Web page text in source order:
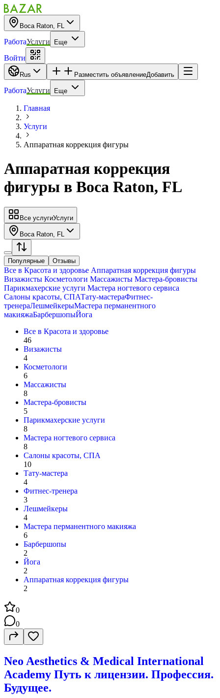
Boca Raton, FL
РаботаУслуги Еще
Войти
Rus Разместить объявлениеДобавить
РаботаУслуги Еще
Главная
Услуги
Аппаратная коррекция фигуры
Аппаратная коррекция
фигуры в Boca Raton, FL
Все услугиУслуги
Boca Raton, FL
Популярные Отзывы
Все в Красота и здоровье Аппаратная коррекция фигуры
Визажисты Косметологи Массажисты Мастера-бровисты
Парикмахерские услуги Мастера ногтевого сервиса
Салоны красоты, СПАТату-мастераФитнес-
тренераЛешмейкерыМастера перманентного
макияжаБарбершопыЙога
Все в Красота и здоровье
46
Визажисты
4
Косметологи
6
Массажисты
8
Мастера-бровисты
5
Парикмахерские услуги
8
Мастера ногтевого сервиса
8
Салоны красоты, СПА
10
Тату-мастера
4
Фитнес-тренера
3
Лешмейкеры
4
Мастера перманентного макияжа
6
Барбершопы
2
Йога
2
Аппаратная коррекция фигуры
2
0
0
Neo Aesthetics & Medical International
Academy Путь к лицензии. Профессия.
Будущее.